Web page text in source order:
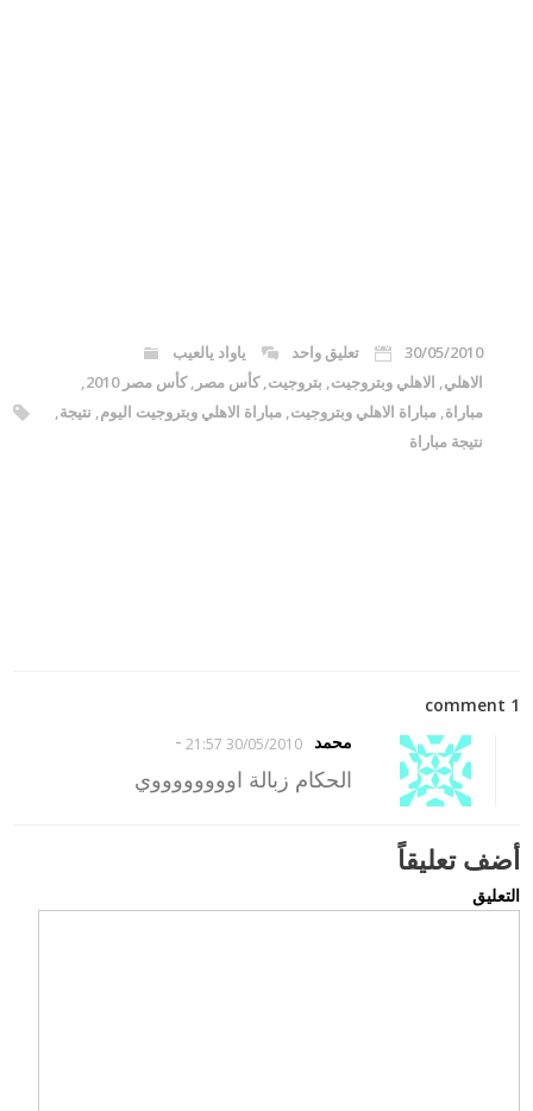
30/05/2010 تعليق واحد
ياواد يالعيب
الاهلي, الاهلي وبتروجيت, بتروجيت,كأس مصر ,كأس مصر 2010
,
مباراة,مباراة الاهلي وبتروجيت,مباراة الاهلي وبتروجيت اليوم, نتيجة,
نتيجة مباراة
1 comment
محمد
30/05/2010 21:57
-
الحكام زبالة اووووووووي
أضف تعليقاً
التعليق